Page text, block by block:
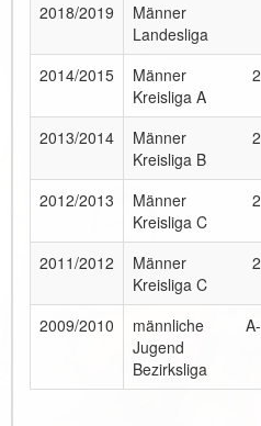
2018/2019
Männer
Landesliga
2014/2015
Männer 2
Kreisliga A
2013/2014
Männer 2
Kreisliga B
2012/2013
Männer 2
Kreisliga C
2011/2012
Männer 2
Kreisliga C
2009/2010
männliche A-
Jugend
Bezirksliga